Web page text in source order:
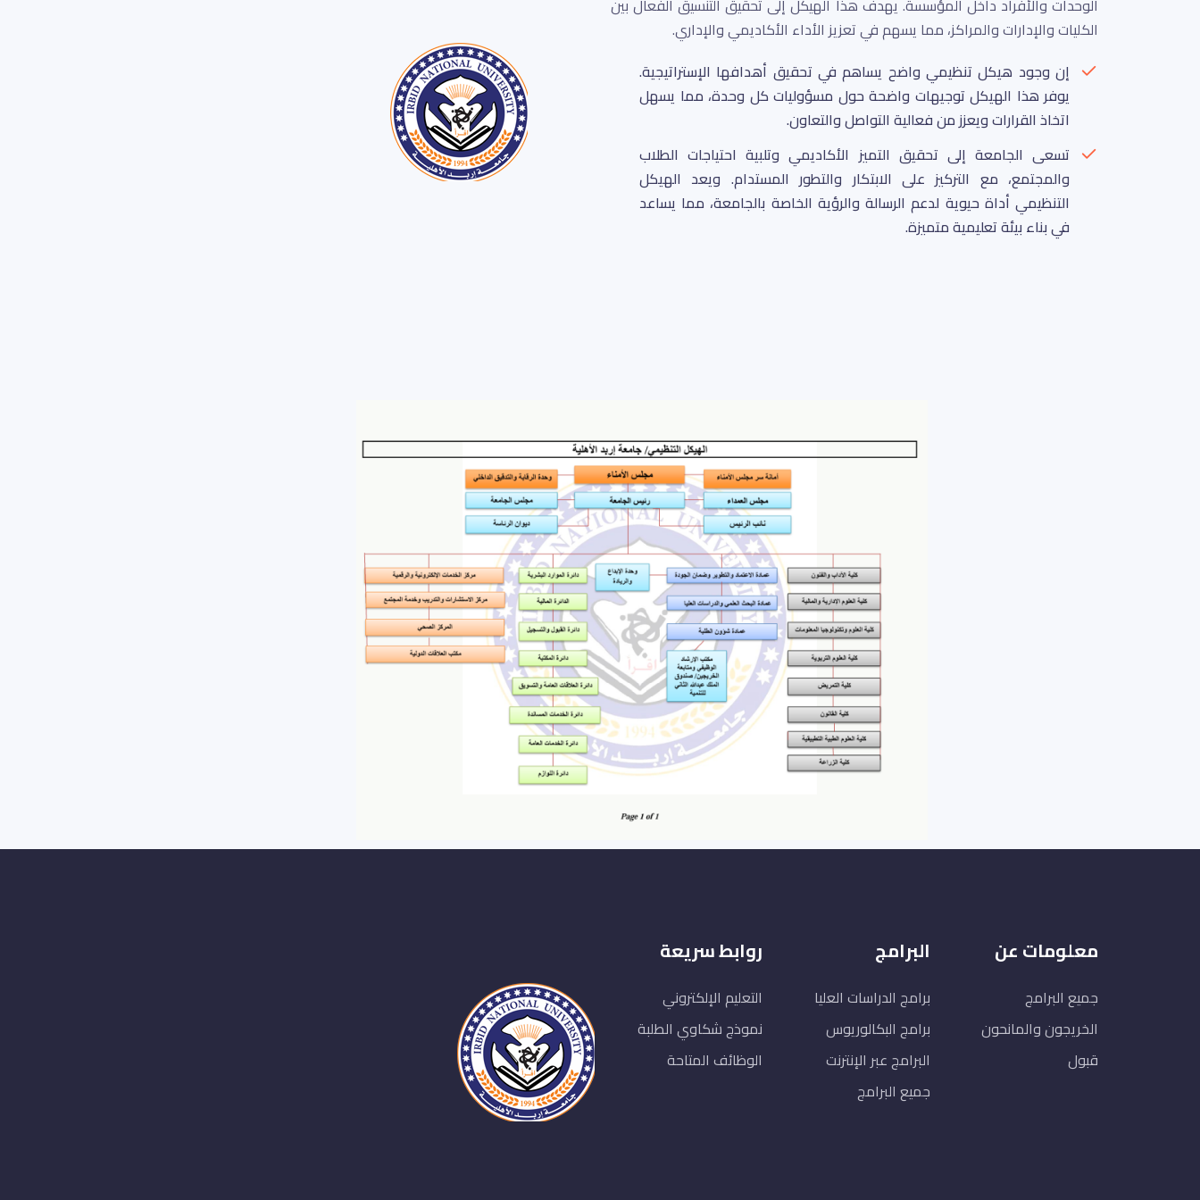
الوحدات والأفراد داخل المؤسسة. يهدف هذا الهيكل إلى تحقيق التنسيق الفعال بين
الكليات والإدارات والمراكز، مما يسهم في تعزيز الأداء الأكاديمي والإداري.
إن وجود هيكل تنظيمي واضح يساهم في تحقيق أهدافها الإستراتيجية.
يوفر هذا الهيكل توجيهات واضحة حول مسؤوليات كل وحدة، مما يسهل
اتخاذ القرارات ويعزز من فعالية التواصل والتعاون.
تسعى الجامعة إلى تحقيق التميز الأكاديمي وتلبية احتياجات الطلاب
والمجتمع، مع التركيز على الابتكار والتطور المستدام. ويعد الهيكل
التنظيمي أداة حيوية لدعم الرسالة والرؤية الخاصة بالجامعة، مما يساعد
في بناء بيئة تعليمية متميزة.
معلومات عن
جميع البرامج
الخريجون والمانحون
قبول
البرامج
برامج الدراسات العليا
برامج البكالوريوس
البرامج عبر الإنترنت
جميع البرامج
روابط سريعة
التعليم الإلكتروني
نموذج شكاوي الطلبة
الوظائف المتاحة